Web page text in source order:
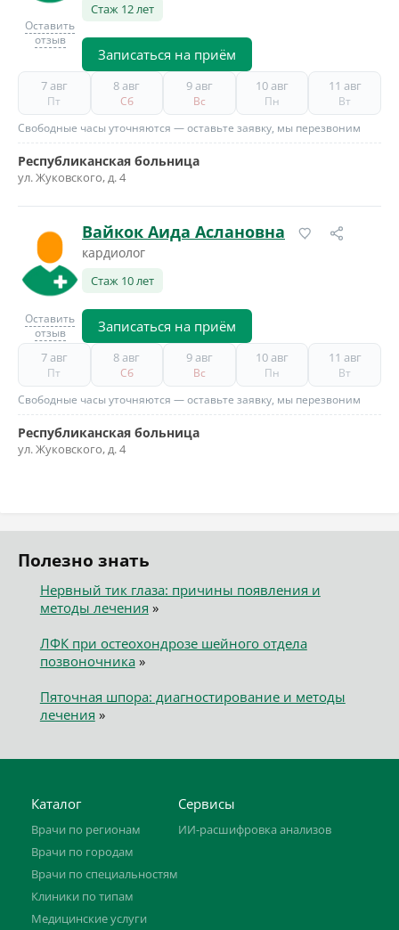
Оставить
отзыв
Стаж 12 лет
Записаться на приём
7 авг
Пт
8 авг
Сб
9 авг
Вс
10 авг
Пн
11 авг
Вт
Свободные часы уточняются — оставьте заявку, мы перезвоним
Республиканская больница
ул. Жуковского, д. 4
Оставить
отзыв
Вайкок Аида Аслановна
кардиолог
Стаж 10 лет
Записаться на приём
7 авг
Пт
8 авг
Сб
9 авг
Вс
10 авг
Пн
11 авг
Вт
Свободные часы уточняются — оставьте заявку, мы перезвоним
Республиканская больница
ул. Жуковского, д. 4
Полезно знать
Нервный тик глаза: причины появления и
методы лечения »
ЛФК при остеохондрозе шейного отдела
позвоночника»
Пяточная шпора: диагностирование и методы
лечения »
Каталог
Врачи по регионам
Врачи по городам
Врачи по специальностям
Клиники по типам
Медицинские услуги
Сервисы
ИИ-расшифровка анализов